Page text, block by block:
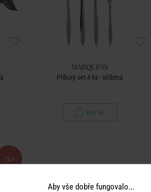
MARQUESS
Příbory set 4 ks - stříbrná
449 Kč
-50 %
Aby vše dobře fungovalo...